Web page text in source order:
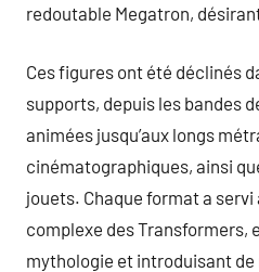
redoutable Megatron,
Ces figures ont été déclinés
supports, depuis les bandes
animées jusqu’aux longs
cinématographiques, ainsi
jouets. Chaque format a servi
complexe des Transformers,
mythologie et introduisant